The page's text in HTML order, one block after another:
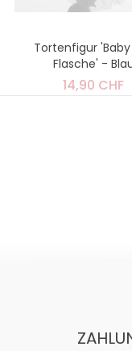
Tortenfigur
Flasche' -
14,90 CHF